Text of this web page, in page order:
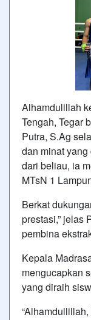
Alhamdulillah
Tengah, Tegar
Putra, S.Ag
dan minat
dari beliau, ia
MTsN 1
Berkat
prestasi,” jelas
pembina
Kepala
mengucapkan
yang diraih